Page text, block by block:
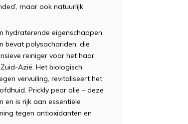
maar ook natuurlijk
hydraterende eigenschappen.
bevat polysachariden, die
reiniger voor het haar,
Azië. Het biologisch
vervuiling, revitaliseert het
Prickly pear olie – deze
is rijk aan essentiële
tegen antioxidanten en